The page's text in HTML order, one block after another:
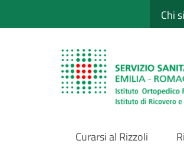
al
Sito Web Chi
Curarsi al Rizzoli